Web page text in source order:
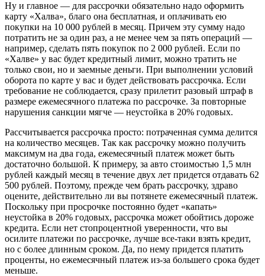
Ну и главное — для рассрочки обязательно надо оформить
карту «Халва», благо она бесплатная, и оплачивать ею
покупки на 10 000 рублей в месяц. Причем эту сумму надо
потратить не за один раз, а не менее чем за пять операций —
например, сделать пять покупок по 2 000 рублей. Если по
«Халве» у вас будет кредитный лимит, можно тратить не
только свои, но и заемные деньги. При выполнении условий
оборота по карте у вас и будет действовать рассрочка. Если
требование не соблюдается, сразу прилетит разовый штраф в
размере ежемесячного платежа по рассрочке. За повторные
нарушения санкции мягче — неустойка в 20% годовых.
Рассчитывается рассрочка просто: потраченная сумма делится
на количество месяцев. Так как рассрочку можно получить
максимум на два года, ежемесячный платеж может быть
достаточно большой. К примеру, за авто стоимостью 1,5 млн
рублей каждый месяц в течение двух лет придется отдавать 62
500 рублей. Поэтому, прежде чем брать рассрочку, здраво
оцените, действительно ли вы потянете ежемесячный платеж.
Поскольку при просрочке постоянно будет «капать»
неустойка в 20% годовых, рассрочка может обойтись дороже
кредита. Если нет стопроцентной уверенности, что вы
осилите платежи по рассрочке, лучше все-таки взять кредит,
но с более длинным сроком. Да, по нему придется платить
проценты, но ежемесячный платеж из-за большего срока будет
меньше.